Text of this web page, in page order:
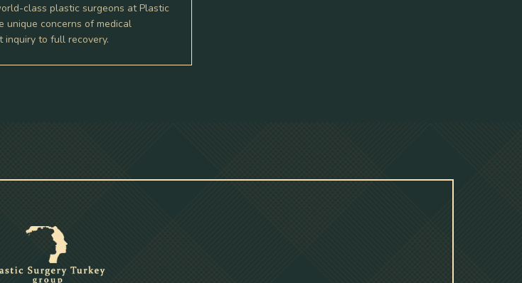
class plastic surgeons at Plastic
unique concerns of medical
to full recovery.